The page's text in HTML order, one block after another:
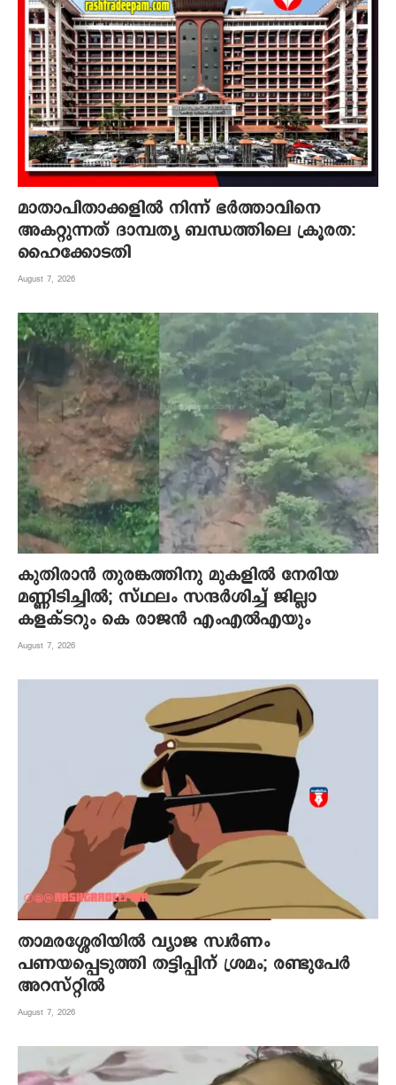
മാതാപിതാക്കളില്‍ നിന്ന് ഭര്‍ത്താവിനെ
അകറ്റുന്നത് ദാമ്പത്യ ബന്ധത്തിലെ ക്രൂരത:
ഹൈക്കോടതി
August 7, 2026
കുതിരാന്‍ തുരങ്കത്തിനു മുകളില്‍ നേരിയ
മണ്ണിടിച്ചില്‍; സ്ഥലം സന്ദര്‍ശിച്ച് ജില്ലാ
കളക്ടറും കെ രാജന്‍ എംഎല്‍എയും
August 7, 2026
താമരശ്ശേരിയിൽ വ്യാജ സ്വർണം
പണയപ്പെടുത്തി തട്ടിപ്പിന് ശ്രമം; രണ്ടുപേർ
അറസ്റ്റിൽ
August 7, 2026